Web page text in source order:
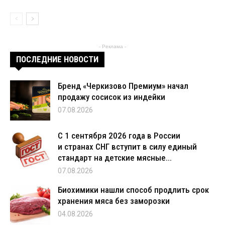
- Реклама -
ПОСЛЕДНИЕ НОВОСТИ
Бренд «Черкизово Премиум» начал
продажу сосисок из индейки
07.08.2026
С 1 сентября 2026 года в России
и странах СНГ вступит в силу единый
стандарт на детские мясные...
07.08.2026
Биохимики нашли способ продлить срок
хранения мяса без заморозки
04.08.2026